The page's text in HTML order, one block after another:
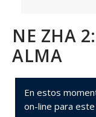
NE ZHA
ALMA
En estos
on-line para